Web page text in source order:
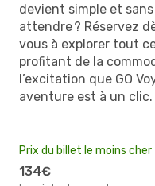
devient simple et
attendre ? Réservez
vous à explorer tout
profitant de la
l’excitation que GO
aventure est à un clic.
Prix du billet le moins cher
134€